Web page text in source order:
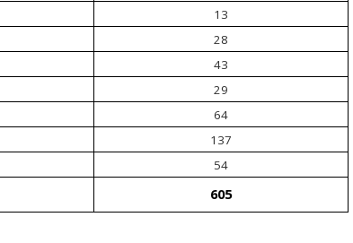
13
28
43
29
64
137
54
605